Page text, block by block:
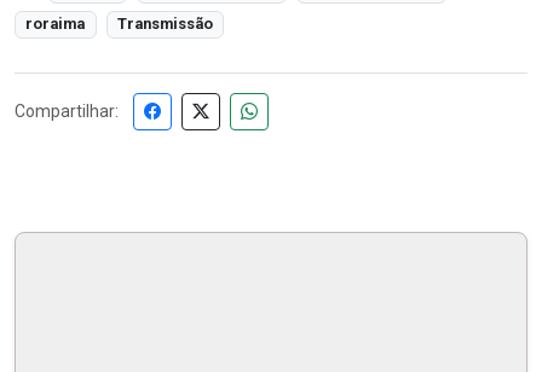
roraima
Transmissão
Compartilhar: